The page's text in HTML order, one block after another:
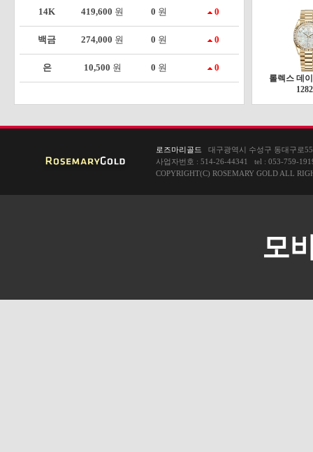
14K 419,600 원 0 원 0
백금 274,000 원 0 원 0
은 10,500 원 0 원 0
롤렉스 데
로즈마리골드
대구광역시 수성구 동대구로
사업자번호 : 514-26-44341 tel : 053-759-
COPYRIGHT(C) ROSEMARY GOLD ALL
모